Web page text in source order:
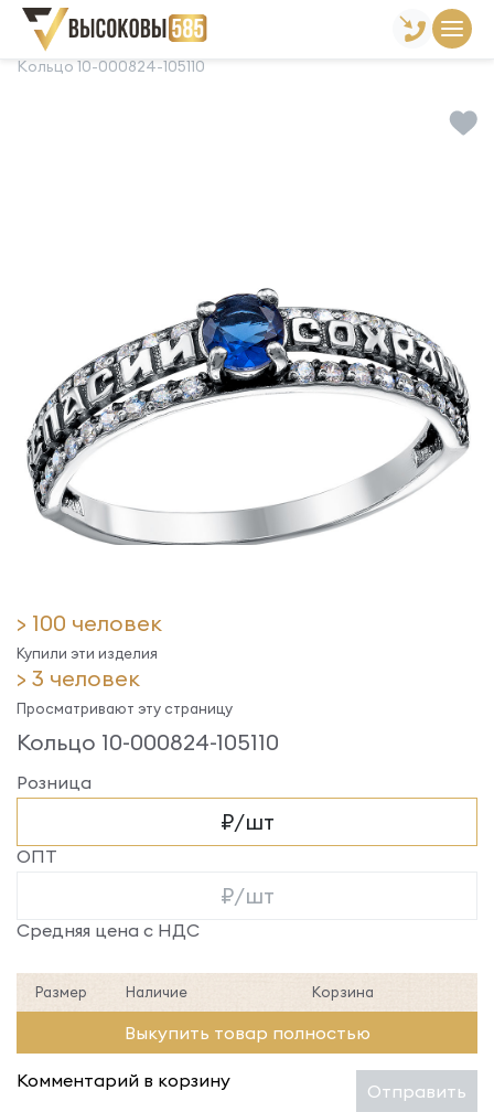
Главная Склад готовой продукции
Кольцо 10-000824-105110
> 100 человек
Купили эти изделия
> 3 человек
Просматривают эту страницу
Кольцо 10-000824-105110
Розница
₽/шт
ОПТ
₽/шт
Средняя цена с НДС
Размер Наличие Корзина
Выкупить товар полностью
Комментарий в корзину Отправить